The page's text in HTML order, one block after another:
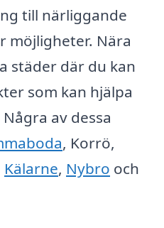
till närliggande
möjligheter. Nära
städer där du kan
som kan hjälpa
av dessa
, Korrö,
Kälarne, Nybro och